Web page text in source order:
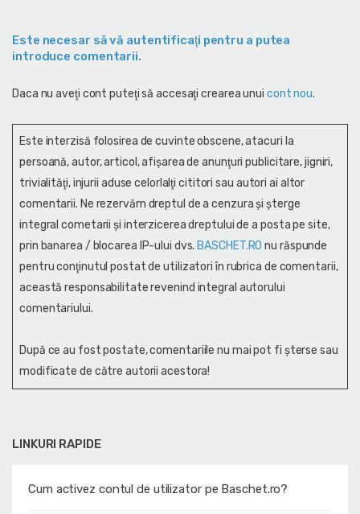
LINKURI RAPIDE
Cum activez contul de utilizator pe Baschet.ro?
Este necesar să vă autentificaţi pentru a putea
introduce comentarii.
Daca nu aveţi cont puteţi să accesaţi crearea unui cont nou.
Este interzisă folosirea de cuvinte obscene, atacuri la
persoană, autor, articol, afişarea de anunţuri publicitare, jigniri,
trivialităţi, injurii aduse celorlalţi cititori sau autori ai altor
comentarii. Ne rezervăm dreptul de a cenzura și şterge
integral cometarii și interzicerea dreptului de a posta pe site,
prin banarea / blocarea IP-ului dvs. BASCHET.RO nu răspunde
pentru conţinutul postat de utilizatori în rubrica de comentarii,
această responsabilitate revenind integral autorului
comentariului.
După ce au fost postate, comentariile nu mai pot fi șterse sau
modificate de către autorii acestora!